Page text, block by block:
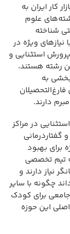
کار ایران به
علوم
شناخته
ویژه در
استثنایی و
رشته هستند،
به
دارند.
در مراکز
برای بهبود
تیم تخصصی
نیاز دارند و
چگونه با سایر
برای کودک
اصلی این حوزه